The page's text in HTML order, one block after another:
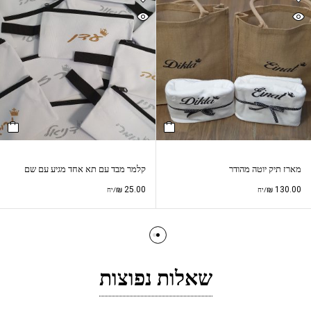
מארז תיק יוטה מהודר
₪ 130.00 /יח
קלמר מבד עם תא אחד מגיע עם שם
₪25.00 /יח
שאלות נפוצות